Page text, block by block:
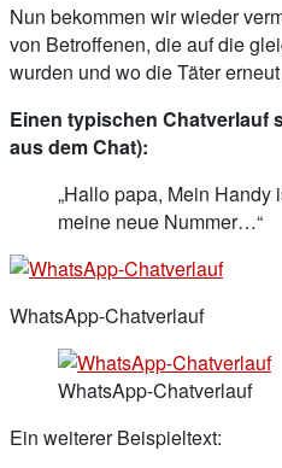
Nun bekommen wir wieder
von Betroffenen, die auf die
wurden und wo die Täter
Einen typischen Chatverlauf
aus dem Chat):
„Hallo papa, Mein Handy
meine neue Nummer…“
WhatsApp-Chatverlauf
WhatsApp-Chatverlauf
Ein weiterer Beispieltext: